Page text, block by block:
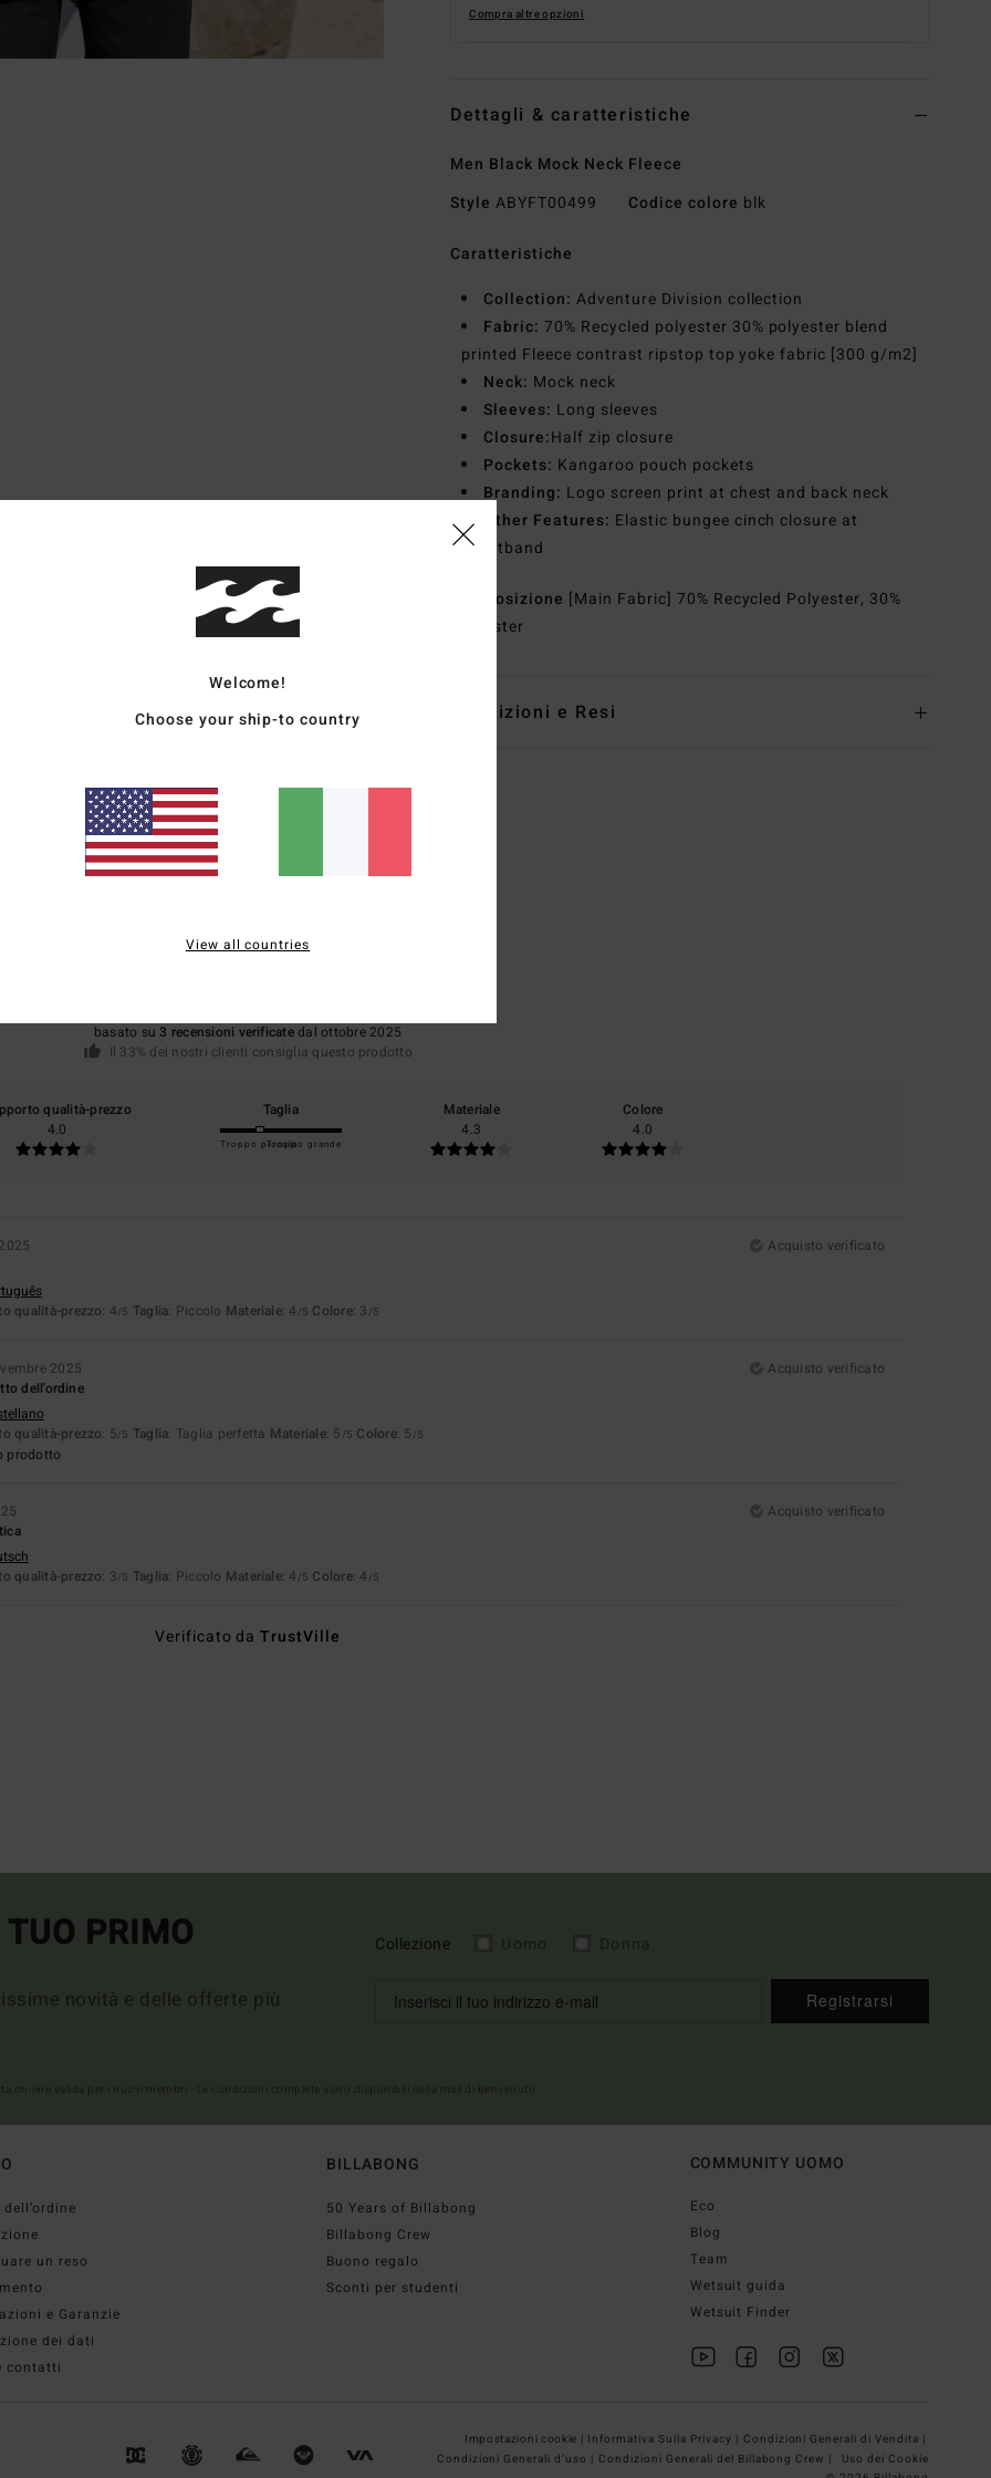
Compra altre opzioni
Dettagli & caratteristiche
Men Black Mock Neck Fleece
Style ABYFT00499 Codice colore blk
Caratteristiche
Collection: Adventure Division collection
Fabric: 70% Recycled polyester 30% polyester blend
printed Fleece contrast ripstop top yoke fabric [300 g/m2]
Neck: Mock neck
Sleeves: Long sleeves
Closure:Half zip closure
Pockets: Kangaroo pouch pockets
Branding: Logo screen print at chest and back neck
Other Features: Elastic bungee cinch closure at
waistband
Composizione [Main Fabric] 70% Recycled Polyester, 30%
Polyester
Spedizioni e Resi
4.3
basato su 3 recensioni verificatedal ottobre 2025
Il 33% dei nostri clienti consiglia questo prodotto
qualità-prezzo
4.0
Taglia
Troppo piccoloTroppo grande
Materiale
4.3
Colore
4.0
Acquisto verificato
qualità-prezzo: 4/5 Taglia: Piccolo Materiale: 4 /5 Colore: 3 /5
2025
Acquisto verificato
dell'ordine
qualità-prezzo: 5/5 Taglia: Taglia perfetta Materiale: 5 /5 Colore: 5 /5
prodotto
Acquisto verificato
qualità-prezzo: 3/5 Taglia: Piccolo Materiale: 4 /5 Colore: 4 /5
Verificato daTrustVille
PRIMO
novità e delle offerte più
Collezione
Registrarsi
un reso
e Garanzie
dei dati
contatti
BILLABONG
50 Years of Billabong
Billabong Crew
Buono regalo
Sconti per studenti
COMMUNITY UOMO
Eco
Blog
Team
Wetsuit guida
Wetsuit Finder
Impostazioni cookie | Informativa Sulla Privacy | Condizioni Generali di Vendita |
Condizioni Generali d’uso | Condizioni Generali del Billabong Crew |
Uso dei Cookie
Welcome!
Choose your ship-to country
View all countries